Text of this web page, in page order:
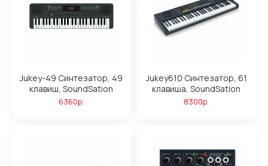
Jukey-49 Синтезатор, 49
клавиш, SoundSation
6360р.
Jukey610 Синтезатор, 61
клавиша, SoundSation
8300р.